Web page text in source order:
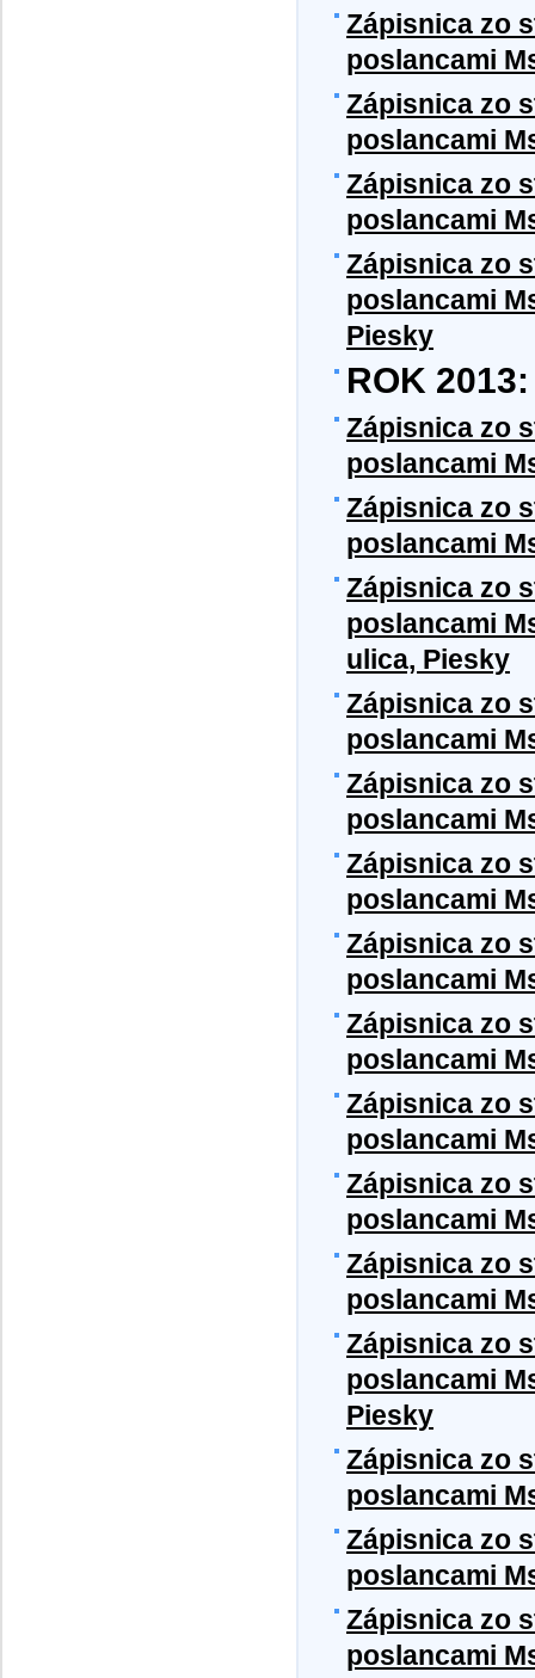
Zápisnica zo
poslancami
Zápisnica zo
poslancami
Zápisnica zo
poslancami
Zápisnica zo
poslancami
Piesky
ROK 2013:
Zápisnica zo
poslancami
Zápisnica zo
poslancami
Zápisnica zo
poslancami
ulica, Piesky
Zápisnica zo
poslancami
Zápisnica zo
poslancami
Zápisnica zo
poslancami
Zápisnica zo
poslancami
Zápisnica zo
poslancami
Zápisnica zo
poslancami
Zápisnica zo
poslancami
Zápisnica zo
poslancami
Zápisnica zo
poslancami
Piesky
Zápisnica zo
poslancami
Zápisnica zo
poslancami
Zápisnica zo
poslancami